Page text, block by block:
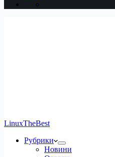
LinuxTheBest
Рубрики
Новини